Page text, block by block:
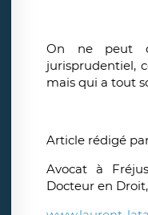
On ne peut
jurisprudentiel,
mais qui a tout
Article rédigé
Avocat à
Docteur en Droit,